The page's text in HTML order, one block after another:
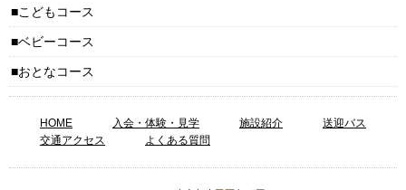
こどもコース
ベビーコース
おとなコース
HOME 入会・体験・見学 施設紹介
送迎バス
交通アクセス
よくある質問